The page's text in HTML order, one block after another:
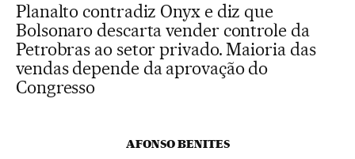
Planalto contradiz Onyx e diz que
Bolsonaro descarta vender controle da
Petrobras ao setor privado. Maioria das
vendas depende da aprovação do
Congresso
AFONSO BENITES